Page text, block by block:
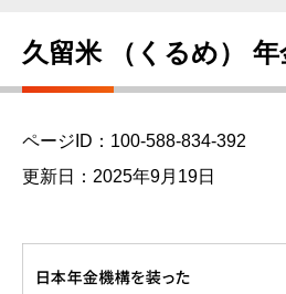
す
こ
久留米 （くるめ）
ページID：100-588-834-392
更新日：2025年9月19日